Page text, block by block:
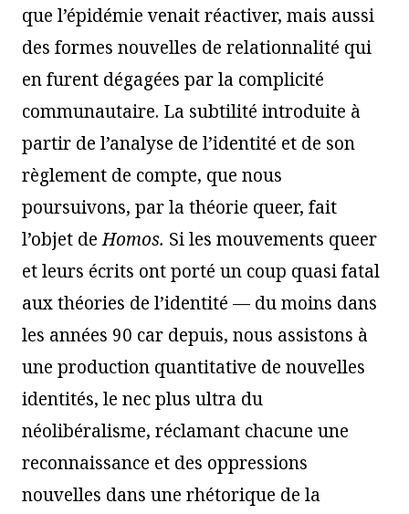
que l’épidémie venait réactiver, mais aussi
des formes nouvelles de relationnalité qui
en furent dégagées par la complicité
communautaire. La subtilité introduite à
partir de l’analyse de l’identité et de son
règlement de compte, que nous
poursuivons, par la théorie queer, fait
l’objet deHomos. Si les mouvements queer
et leurs écrits ont porté un coup quasi fatal
aux théories de l’identité — du moins dans
les années 90 car depuis, nous assistons à
une production quantitative de nouvelles
identités, le nec plus ultra du
néolibéralisme, réclamant chacune une
reconnaissance et des oppressions
nouvelles dans une rhétorique de la